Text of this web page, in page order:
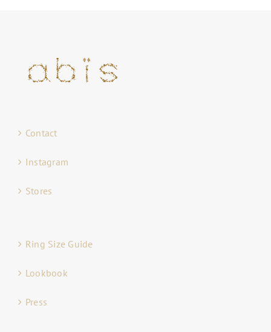
Contact
Instagram
Stores
Ring Size Guide
Lookbook
Press